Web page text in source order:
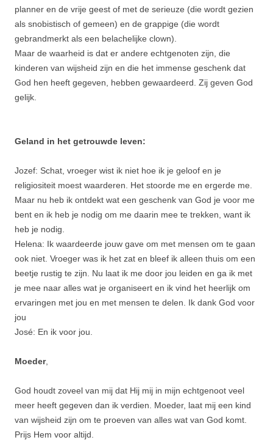
planner en de vrije geest of met de serieuze (die wordt gezien
als snobistisch of gemeen) en de grappige (die wordt
gebrandmerkt als een belachelijke clown).
Maar de waarheid is dat er andere echtgenoten zijn, die
kinderen van wijsheid zijn en die het immense geschenk dat
God hen heeft gegeven, hebben gewaardeerd. Zij geven God
gelijk.
Geland in het getrouwde leven:
Jozef: Schat, vroeger wist ik niet hoe ik je geloof en je
religiositeit moest waarderen. Het stoorde me en ergerde me.
Maar nu heb ik ontdekt wat een geschenk van God je voor me
bent en ik heb je nodig om me daarin mee te trekken, want ik
heb je nodig.
Helena: Ik waardeerde jouw gave om met mensen om te gaan
ook niet. Vroeger was ik het zat en bleef ik alleen thuis om een
beetje rustig te zijn. Nu laat ik me door jou leiden en ga ik met
je mee naar alles wat je organiseert en ik vind het heerlijk om
ervaringen met jou en met mensen te delen. Ik dank God voor
jou
José: En ik voor jou.
Moeder,
God houdt zoveel van mij dat Hij mij in mijn echtgenoot veel
meer heeft gegeven dan ik verdien. Moeder, laat mij een kind
van wijsheid zijn om te proeven van alles wat van God komt.
Prijs Hem voor altijd.